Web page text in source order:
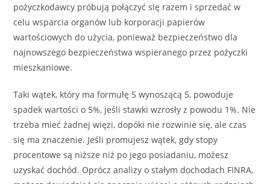
pożyczkodawcy próbują połączyć się razem i sprzedać w
celu wsparcia organów lub korporacji papierów
wartościowych do użycia, ponieważ bezpieczeństwo dla
najnowszego bezpieczeństwa wspieranego przez pożyczki
mieszkaniowe.
Taki wątek, który ma formułę 5 wynoszącą 5, powoduje
spadek wartości o 5%, jeśli stawki wzrosły z powodu 1%. Nie
trzeba mieć żadnej więzi, dopóki nie rozwinie się, ale czas
się ma znaczenie. Jeśli promujesz wątek, gdy stopy
procentowe są niższe niż po jego posiadaniu, możesz
uzyskać dochód. Oprócz analizy o stałym dochodach FINRA,